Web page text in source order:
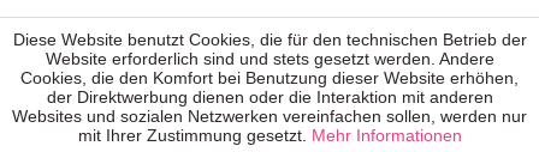
Diese Website benutzt Cookies, die für den technischen Betrieb der
Website erforderlich sind und stets gesetzt werden. Andere
Cookies, die den Komfort bei Benutzung dieser Website erhöhen,
der Direktwerbung dienen oder die Interaktion mit anderen
Websites und sozialen Netzwerken vereinfachen sollen, werden nur
mit Ihrer Zustimmung gesetzt. Mehr Informationen